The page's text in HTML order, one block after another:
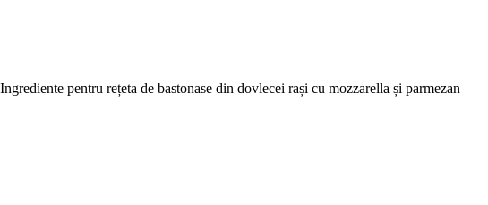
Ingrediente pentru rețeta de bastonase din dovlecei rași cu mozzarella și parmezan